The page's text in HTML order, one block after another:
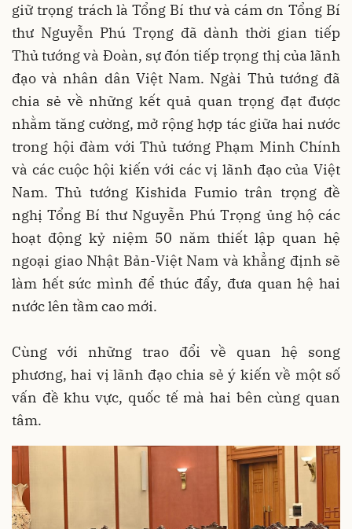
giữ trọng trách là Tổng Bí thư và cám ơn Tổng Bí
thư Nguyễn Phú Trọng đã dành thời gian tiếp
Thủ tướng và Đoàn, sự đón tiếp trọng thị của lãnh
đạo và nhân dân Việt Nam. Ngài Thủ tướng đã
chia sẻ về những kết quả quan trọng đạt được
nhằm tăng cường, mở rộng hợp tác giữa hai nước
trong hội đàm với Thủ tướng Phạm Minh Chính
và các cuộc hội kiến với các vị lãnh đạo của Việt
Nam. Thủ tướng Kishida Fumio trân trọng đề
nghị Tổng Bí thư Nguyễn Phú Trọng ủng hộ các
hoạt động kỷ niệm 50 năm thiết lập quan hệ
ngoại giao Nhật Bản-Việt Nam và khẳng định sẽ
làm hết sức mình để thúc đẩy, đưa quan hệ hai
nước lên tầm cao mới.
Cùng với những trao đổi về quan hệ song
phương, hai vị lãnh đạo chia sẻ ý kiến về một số
vấn đề khu vực, quốc tế mà hai bên cùng quan
tâm.